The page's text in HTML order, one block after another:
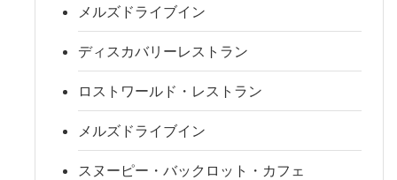
メルズドライブイン
ディスカバリーレストラン
ロストワールド・レストラン
メルズドライブイン
スヌーピー・バックロット・カフェ